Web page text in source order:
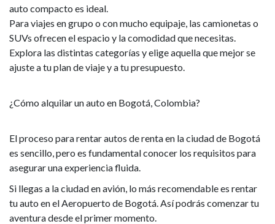
auto compacto es ideal.
Para viajes en grupo o con mucho equipaje, las camionetas o
SUVs ofrecen el espacio y la comodidad que necesitas.
Explora las distintas categorías y elige aquella que mejor se
ajuste a tu plan de viaje y a tu presupuesto.
¿Cómo alquilar un auto en Bogotá, Colombia?
El proceso para rentar autos de renta en la ciudad de Bogotá
es sencillo, pero es fundamental conocer los requisitos para
asegurar una experiencia fluida.
Si llegas a la ciudad en avión, lo más recomendable es rentar
tu auto en el Aeropuerto de Bogotá. Así podrás comenzar tu
aventura desde el primer momento.